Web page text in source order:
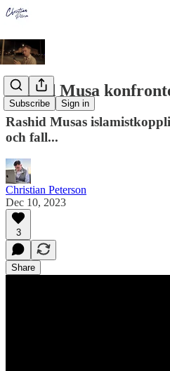
Subscribe Sign in
Rashid Musa
Rashid Musas
och fall...
Christian Peterson
Dec 10, 2023
3
Share